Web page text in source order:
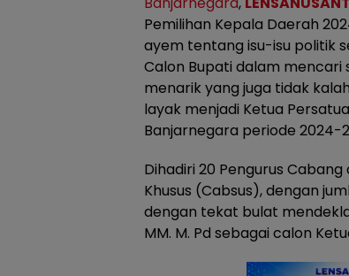
Pemilihan Kepala Daerah
ayem tentang isu-isu politik
Calon Bupati dalam
menarik yang juga tidak
layak menjadi Ketua
Banjarnegara periode 2024-
Dihadiri 20 Pengurus Cabang
Khusus (Cabsus), dengan
dengan tekat bulat
MM. M. Pd sebagai calon